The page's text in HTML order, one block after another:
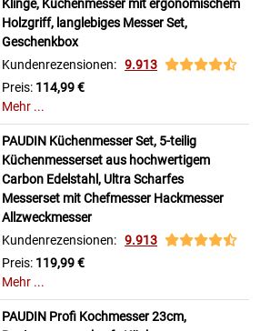
Klinge, Küchenmesser mit ergonomischem
Holzgriff, langlebiges Messer Set,
Geschenkbox
Kundenrezensionen: 9.913
Preis: 114,99 €
Mehr ...
PAUDIN Küchenmesser Set, 5-teilig
Küchenmesserset aus hochwertigem
Carbon Edelstahl, Ultra Scharfes
Messerset mit Chefmesser Hackmesser
Allzweckmesser
Kundenrezensionen: 9.913
Preis: 119,99 €
Mehr ...
PAUDIN Profi Kochmesser 23cm,